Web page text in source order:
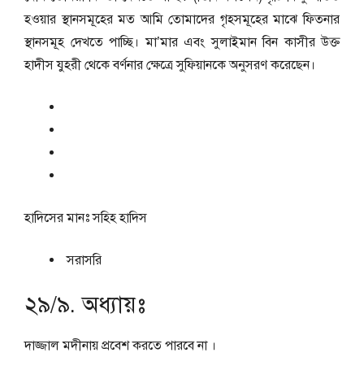
হওয়ার স্থানসমূহের মত আমি তোমাদের গৃহসমূহের মাঝে ফিতনার
স্থানসমূহ দেখতে পাচ্ছি। মা’মার এবং সুলাইমান বিন কাসীর উক্ত
হাদীস যুহরী থেকে বর্ণনার ক্ষেত্রে সুফিয়ানকে অনুসরণ করেছেন।
হাদিসের মানঃসহিহ হাদিস
সরাসরি
২৯/৯. অধ্যায়ঃ
দাজ্জাল মদীনায় প্রবেশ করতে পারবে না ।